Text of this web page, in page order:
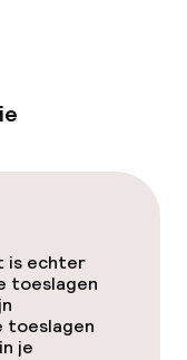
is echter
toeslagen
toeslagen
je